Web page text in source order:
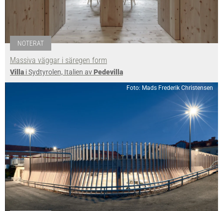
NOTERAT
Massiva väggar i säregen form
Villa i Sydtyrolen, Italien avPedevilla
Foto: Mads Frederik Christensen